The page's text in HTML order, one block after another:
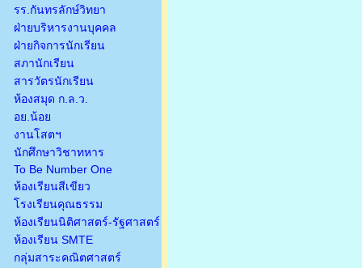
รร.กันทรลักษ์วิทยา
ฝ่ายบริหารงานบุคคล
ฝ่ายกิจการนักเรียน
สภานักเรียน
สารวัตรนักเรียน
ห้องสมุด ก.ล.ว.
อย.น้อย
งานโสตฯ
นักศึกษาวิชาทหาร
To Be Number One
ห้องเรียนสีเขียว
โรงเรียนคุณธรรม
ห้องเรียนนิติศาสตร์-รัฐศาสตร์
ห้องเรียน SMTE
กลุ่มสาระคณิตศาสตร์